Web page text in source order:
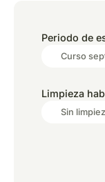
Periodo de
Limpieza